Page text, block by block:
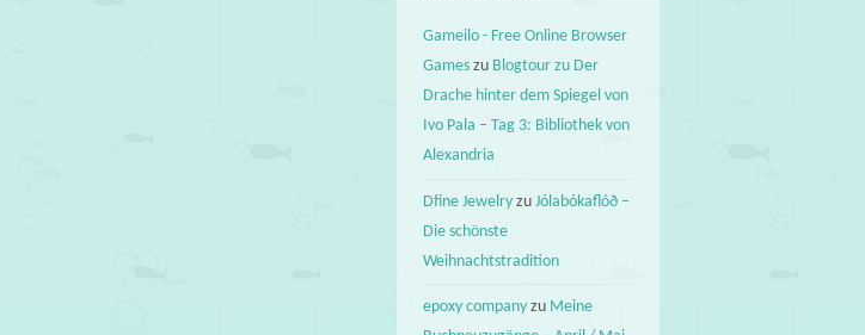
Gameilo - Free Online Browser
Games zu Blogtour zu Der
Drache hinter dem Spiegel von
Ivo Pala – Tag 3: Bibliothek von
Alexandria
Dfine Jewelry zuJólabókaflóð –
Die schönste
Weihnachtstradition
epoxy company zu Meine